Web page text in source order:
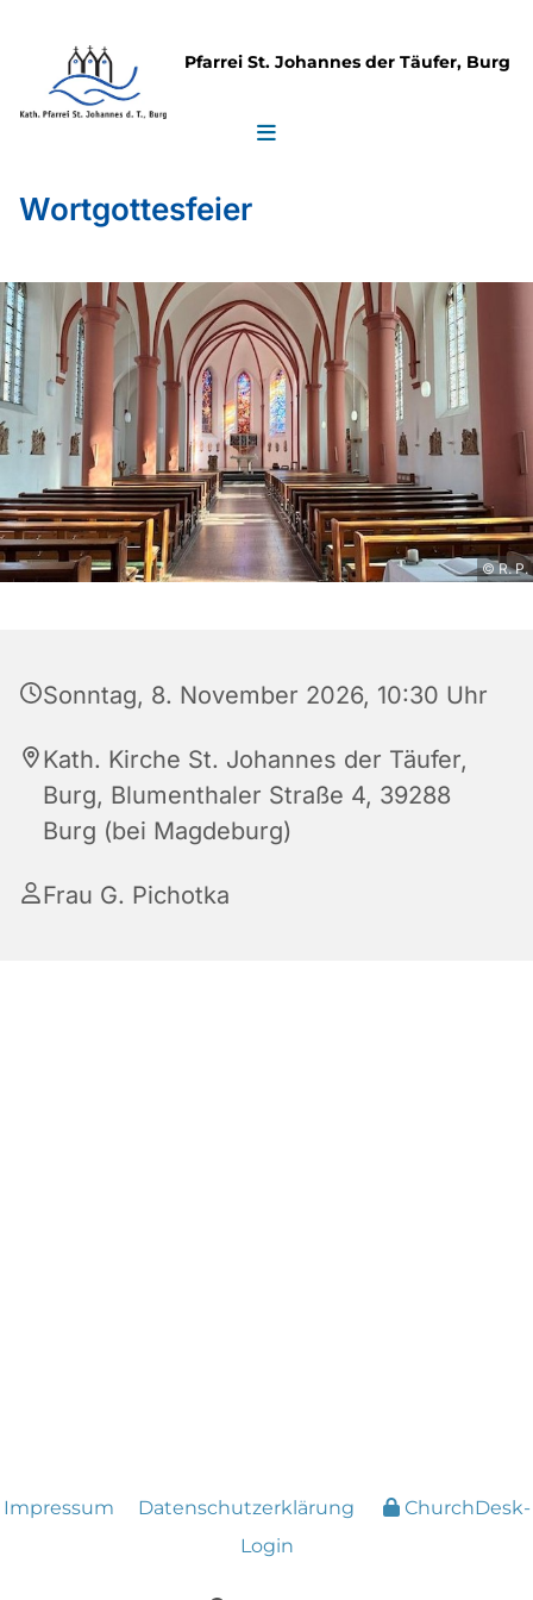
Pfarrei St. Johannes der Täufer, Burg
Wortgottesfeier
© R. P.
Sonntag, 8. November 2026, 10:30 Uhr
Kath. Kirche St. Johannes der Täufer,
Burg, Blumenthaler Straße 4, 39288
Burg (bei Magdeburg)
Frau G. Pichotka
Impressum Datenschutzerklärung
ChurchDesk-
Login